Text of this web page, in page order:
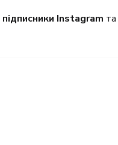
підписники Instagram та